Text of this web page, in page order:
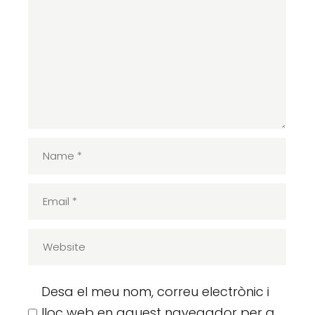
Desa el meu nom, correu electrònic i